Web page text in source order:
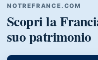
NOTREFRANCE.COM
Scopri la
suo patrimonio